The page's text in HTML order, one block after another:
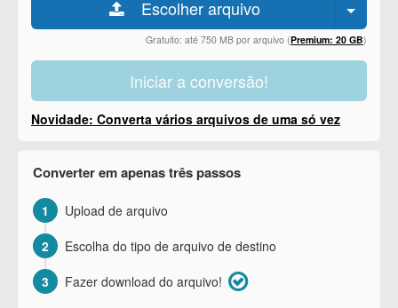
Escolher arquivo
Gratuito: até 750 MB por arquivo (Premium: 20 GB)
Iniciar a conversão!
Novidade: Converta vários arquivos de uma só vez
Converter em apenas três passos
1
Upload de arquivo
2
Escolha do tipo de arquivo de destino
3
Fazer download do arquivo!